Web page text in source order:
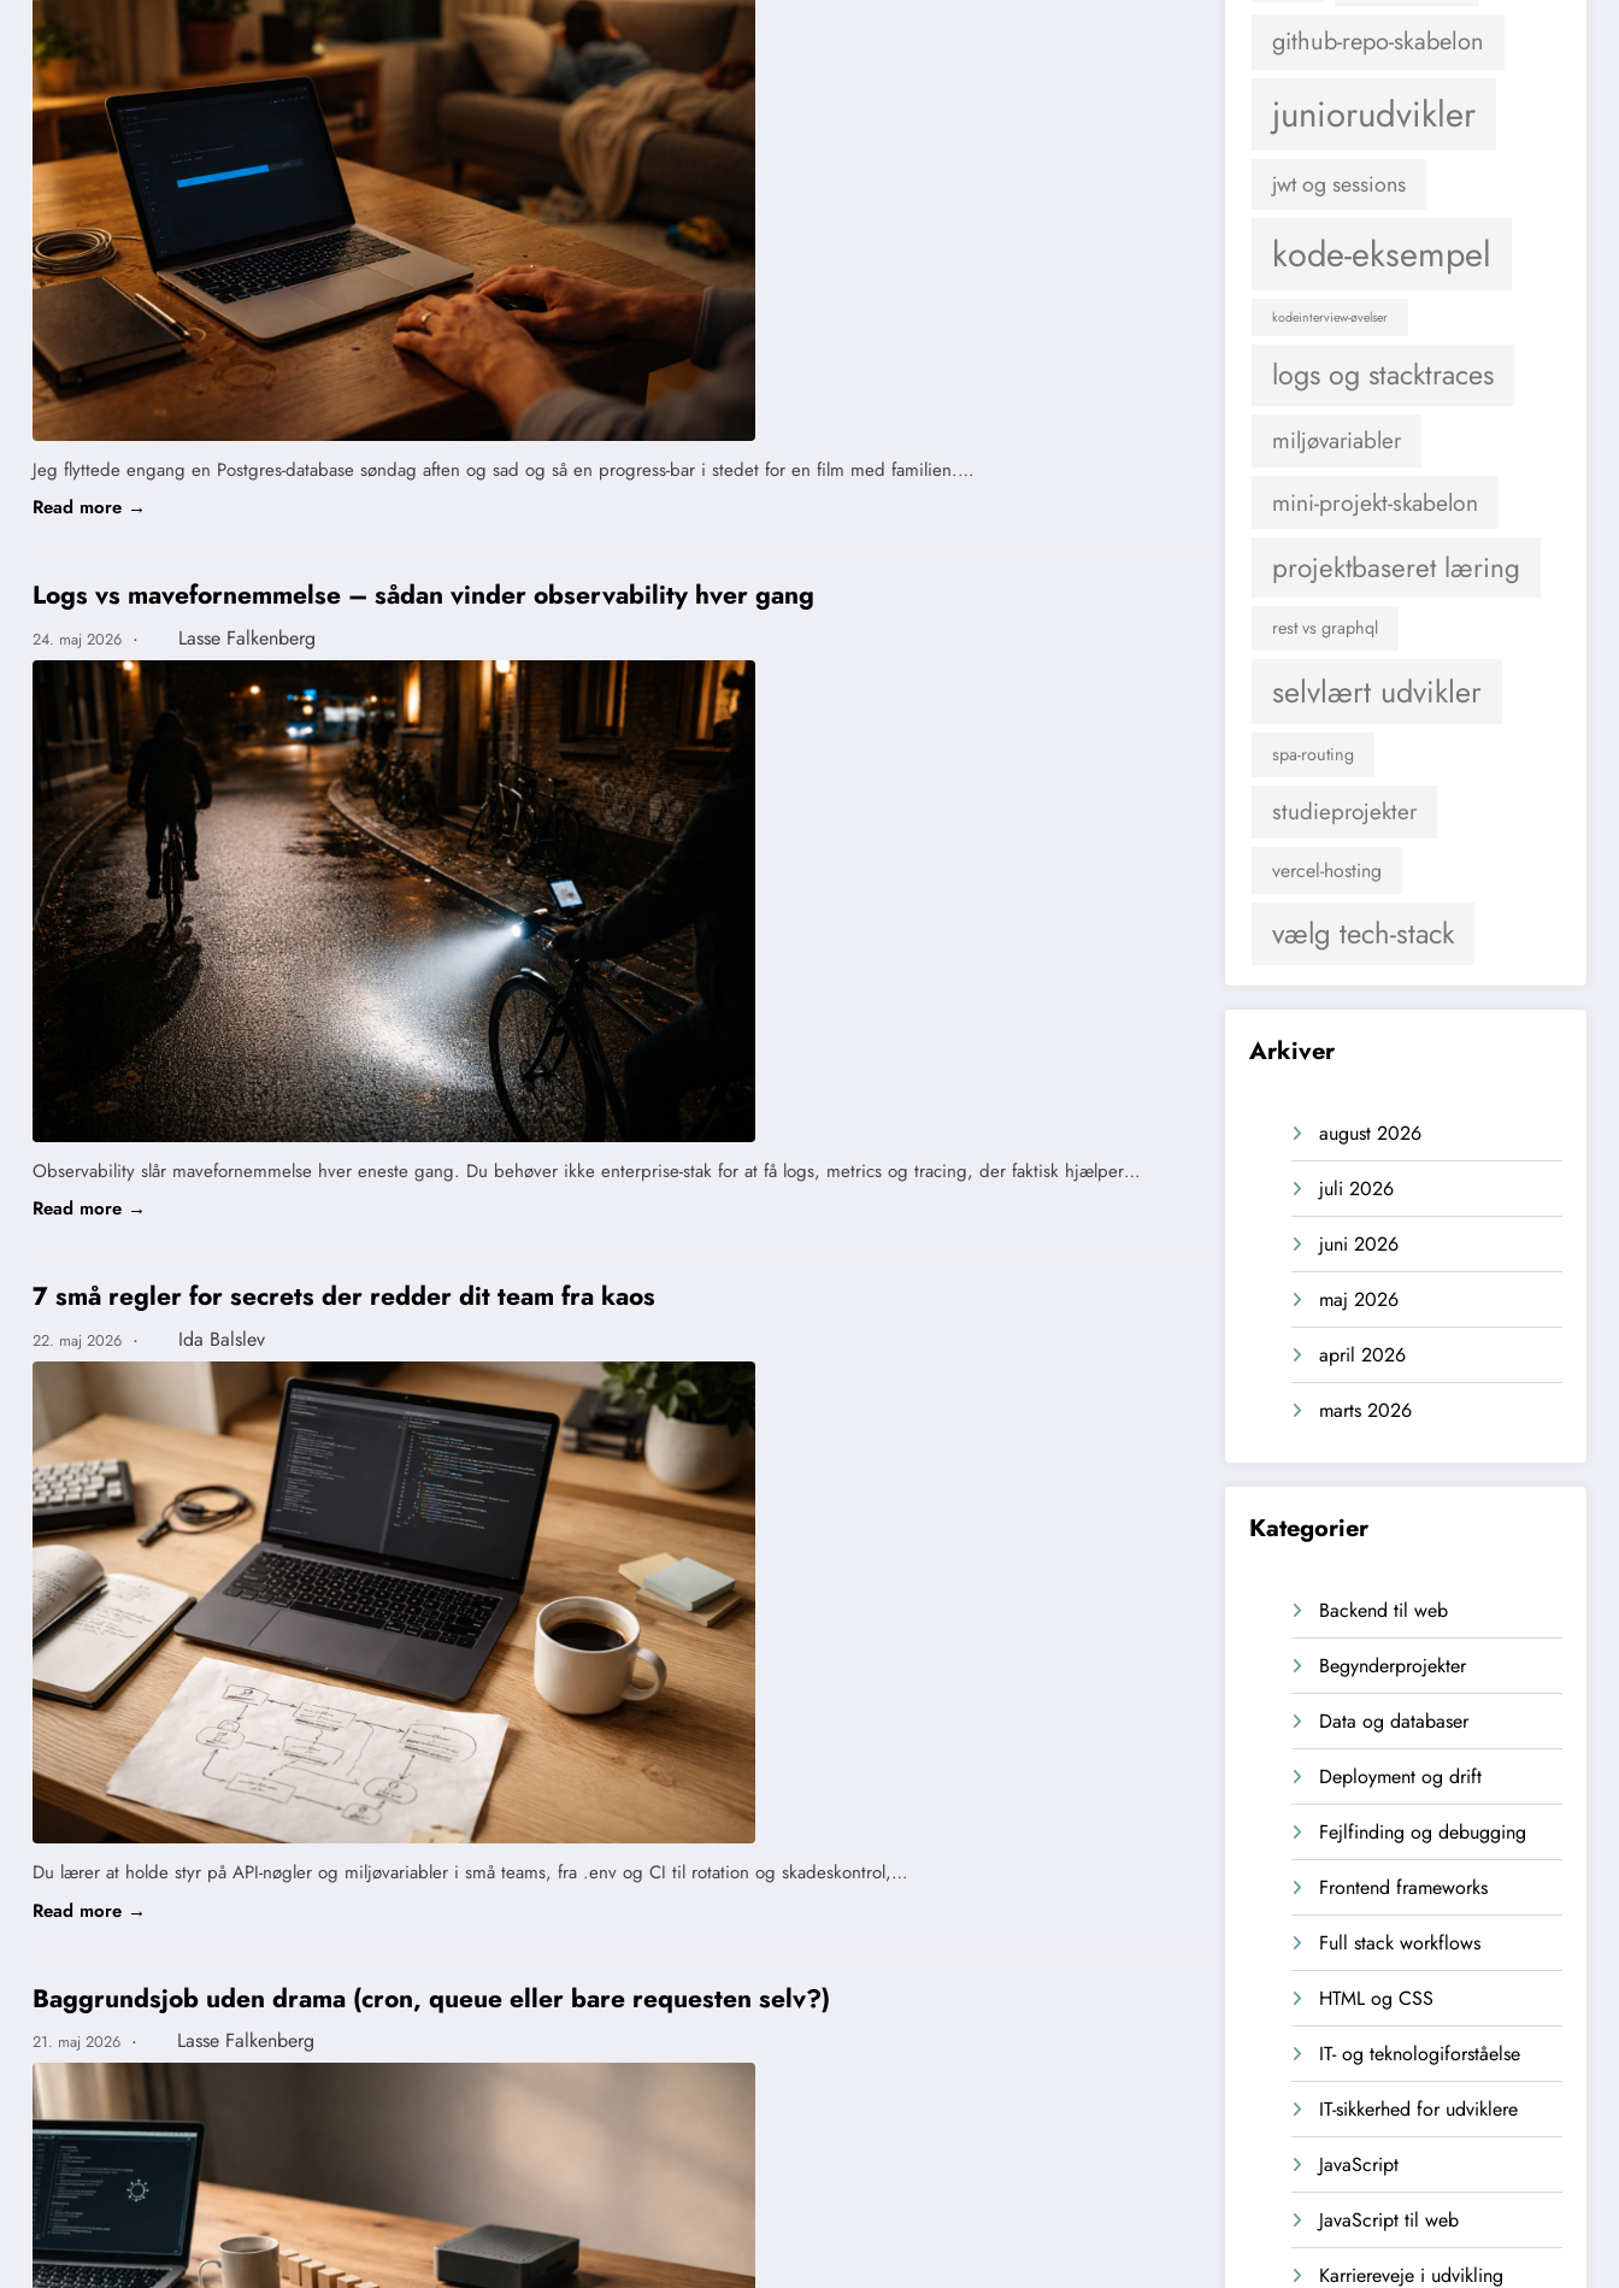
Jeg flyttede engang en Postgres-database søndag aften og sad og så en progress-bar i stedet for en film med familien.…
Read more →
Logs vs mavefornemmelse – sådan vinder observability hver gang
24. maj 2026 · Lasse Falkenberg
Observability slår mavefornemmelse hver eneste gang. Du behøver ikke enterprise-stak for at få logs, metrics og tracing, der faktisk hjælper…
Read more →
7 små regler for secrets der redder dit team fra kaos
22. maj 2026 · Ida Balslev
Du lærer at holde styr på API-nøgler og miljøvariabler i små teams, fra .env og CI til rotation og skadeskontrol,…
Read more →
Baggrundsjob uden drama (cron, queue eller bare requesten selv?)
21. maj 2026 · Lasse Falkenberg
github-repo-skabelon
juniorudvikler
jwt og sessions
kode-eksempel
kodeinterview-øvelser
logs og stacktraces
miljøvariabler
mini-projekt-skabelon
projektbaseret læring
rest vs graphql
selvlært udvikler
spa-routing
studieprojekter
vercel-hosting
vælg tech-stack
Arkiver
august 2026
juli 2026
juni 2026
maj 2026
april 2026
marts 2026
Kategorier
Backend til web
Begynderprojekter
Data og databaser
Deployment og drift
Fejlfinding og debugging
Frontend frameworks
Full stack workflows
HTML og CSS
IT- og teknologiforståelse
IT-sikkerhed for udviklere
JavaScript
JavaScript til web
Karriereveje i udvikling